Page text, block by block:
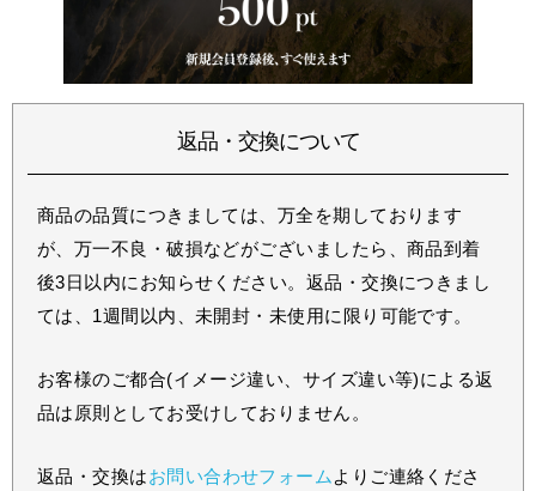
返品・交換について
商品の品質につきましては、万全を期しております
が、万一不良・破損などがございましたら、商品到着
後3日以内にお知らせください。返品・交換につきまし
ては、1週間以内、未開封・未使用に限り可能です。
お客様のご都合(イメージ違い、サイズ違い等)による返
品は原則としてお受けしておりません。
返品・交換はお問い合わせフォーム よりご連絡くださ